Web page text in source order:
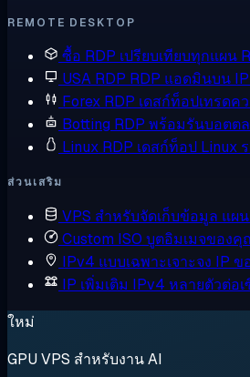
REMOTE DESKTOP
ซื้อ RDP เปรียบเทียบทุกแผน
USA RDP RDP แอดมินบน
Forex RDP เดสก์ท็อปเทรดค
Botting RDP พร้อมรันบอตตล
Linux RDP เดสก์ท็อป Linux
ส่วนเสริม
VPS สำหรับจัดเก็บข้อมูล แผ
Custom ISO บูตอิมเมจของคุ
IPv4 แบบเฉพาะเจาะจง IP ข
IP เพิ่มเติม IPv4 หลายตัวต่อเ
ใหม่
GPU VPS สำหรับงาน AI